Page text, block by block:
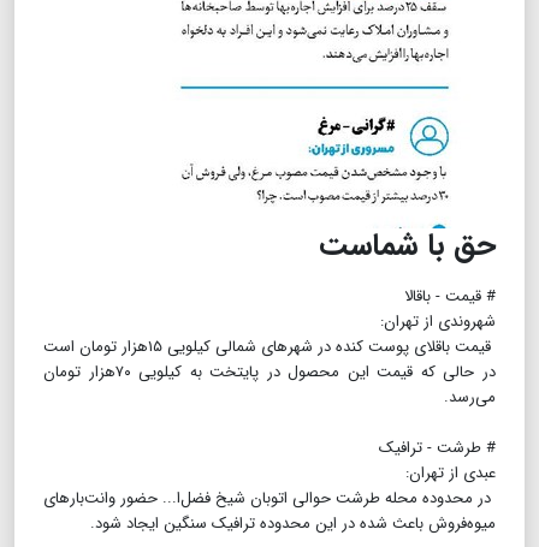
حق با شماست
# قیمت - باقالا
شهروندی از تهران:
قیمت باقلای پوست کنده در شهرهای شمالی کیلویی ۱۵‌هزار تومان است
در حالی که قیمت این محصول در پایتخت به کیلویی ۷۰‌هزار تومان
می‌رسد.
# طرشت - ترافیک
عبدی از تهران:
در محدوده محله طرشت حوالی اتوبان شیخ فضل‌ا... حضور وانت‌بارهای
میوه‌فروش باعث شده در این محدوده ترافیک سنگین ایجاد شود.